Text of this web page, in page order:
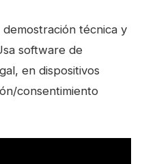
técnica y
software de
en dispositivos
consentimiento